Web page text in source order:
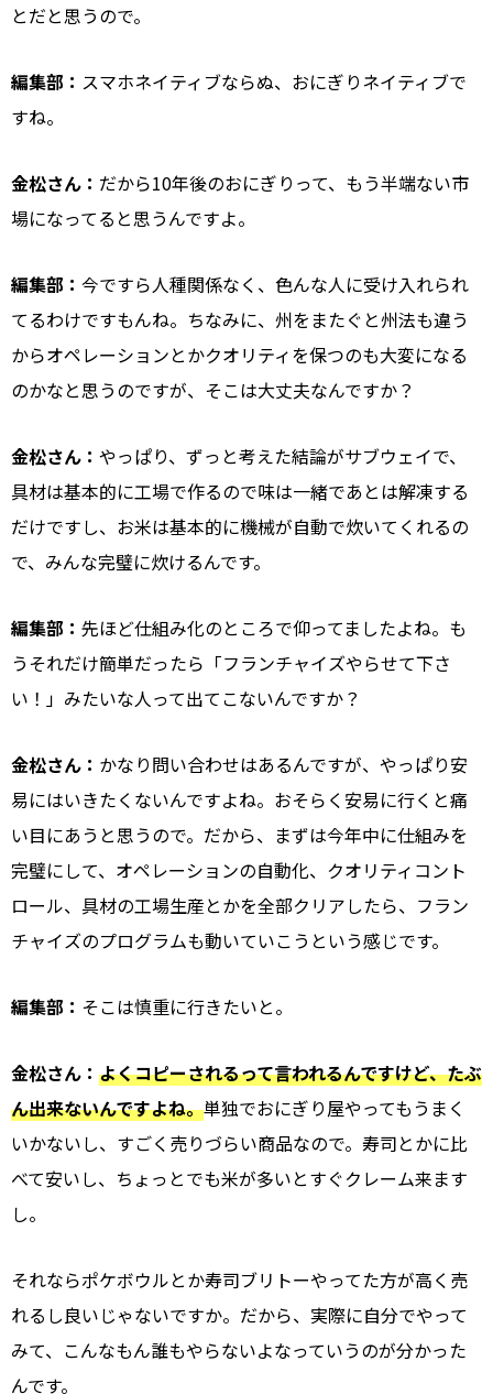
とだと思うので。
編集部： スマホネイティブならぬ、おにぎりネイティブで
すね。
金松さん： だから10年後のおにぎりって、もう半端ない市
場になってると思うんですよ。
編集部： 今ですら人種関係なく、色んな人に受け入れられ
てるわけですもんね。ちなみに、州をまたぐと州法も違う
からオペレーションとかクオリティを保つのも大変になる
のかなと思うのですが、そこは大丈夫なんですか？
金松さん： やっぱり、ずっと考えた結論がサブウェイで、
具材は基本的に工場で作るので味は一緒であとは解凍する
だけですし、お米は基本的に機械が自動で炊いてくれるの
で、みんな完璧に炊けるんです。
編集部： 先ほど仕組み化のところで仰ってましたよね。も
うそれだけ簡単だったら「フランチャイズやらせて下さ
い！」みたいな人って出てこないんですか？
金松さん： かなり問い合わせはあるんですが、やっぱり安
易にはいきたくないんですよね。おそらく安易に行くと痛
い目にあうと思うので。だから、まずは今年中に仕組みを
完璧にして、オペレーションの自動化、クオリティコント
ロール、具材の工場生産とかを全部クリアしたら、フラン
チャイズのプログラムも動いていこうという感じです。
編集部： そこは慎重に行きたいと。
金松さん： よくコピーされるって言われるんですけど、たぶ
ん出来ないんですよね。単独でおにぎり屋やってもうまく
いかないし、すごく売りづらい商品なので。寿司とかに比
べて安いし、ちょっとでも米が多いとすぐクレーム来ます
し。
それならポケボウルとか寿司ブリトーやってた方が高く売
れるし良いじゃないですか。だから、実際に自分でやって
みて、こんなもん誰もやらないよなっていうのが分かった
んです。